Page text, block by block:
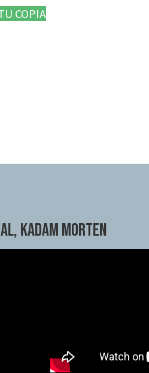
COPIA
KADAM MORTEN